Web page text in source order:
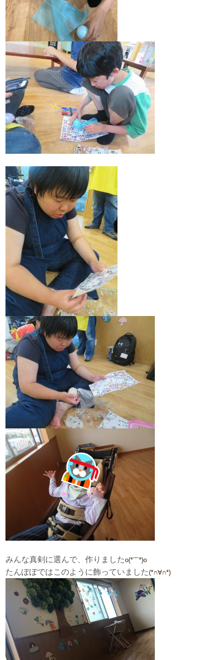
みんな真剣に選んで、作りましたο(*´˘`*)ο
たんぽぽではこのように飾っていました(*∩∀∩*)